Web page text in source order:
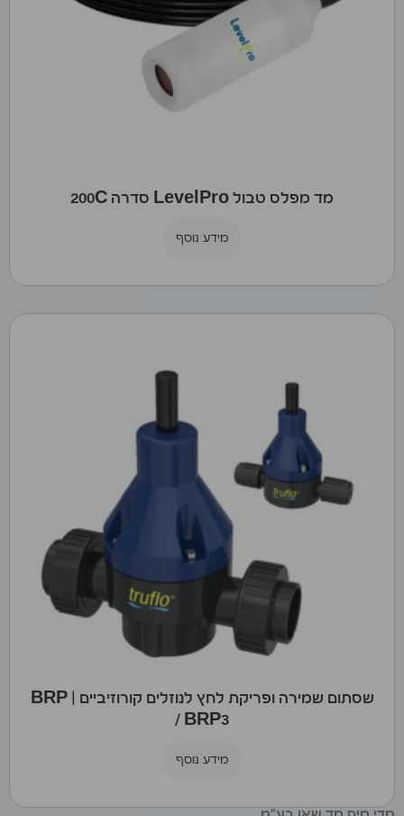
מד מפלס טבול LevelPro סדרה 200C
מידע נוסף
שסתום שמירה ופריקת לחץ לנוזלים קורוזיביים | BRP
/ BRP3
מידע נוסף